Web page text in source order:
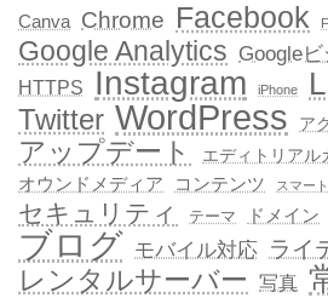
Canva Chrome Facebook
Google Analytics Google
HTTPS Instagram iPhone
Twitter WordPress ア
アップデート エディトリアル
オウンドメディア コンテンツ スマー
セキュリティ テーマ ドメイン
ブログ モバイル対応 ライ
レンタルサーバー 写真